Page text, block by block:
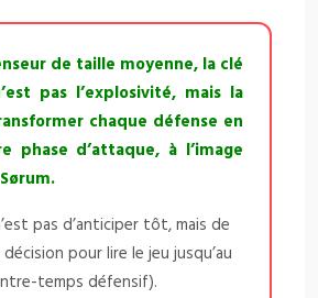
de taille moyenne, la clé
pas l’explosivité, mais la
chaque défense en
phase d’attaque, à l’image
pas d’anticiper tôt, mais de
pour lire le jeu jusqu’au
temps défensif).